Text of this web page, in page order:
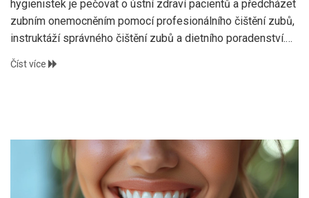
hygienistek je pečovat o ústní zdraví pacientů a předcházet
zubním onemocněním pomocí profesionálního čištění zubů,
instruktáží správného čištění zubů a dietního poradenství.
Článek také poskytuje několik tipů, jak pečovat o ústní
hygienu doma a nakonec zdůrazňuje důležitost
Číst více